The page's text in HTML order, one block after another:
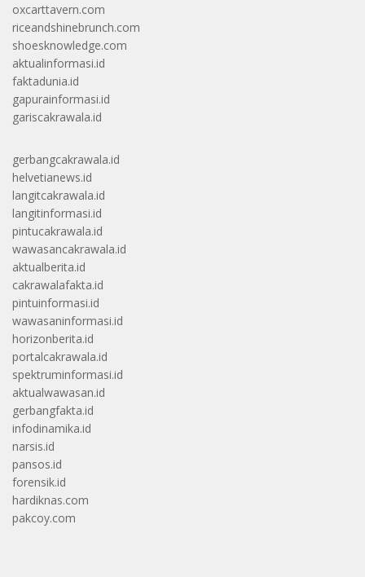
oxcarttavern.com
riceandshinebrunch.com
shoesknowledge.com
aktualinformasi.id
faktadunia.id
gapurainformasi.id
gariscakrawala.id
gerbangcakrawala.id
helvetianews.id
langitcakrawala.id
langitinformasi.id
pintucakrawala.id
wawasancakrawala.id
aktualberita.id
cakrawalafakta.id
pintuinformasi.id
wawasaninformasi.id
horizonberita.id
portalcakrawala.id
spektruminformasi.id
aktualwawasan.id
gerbangfakta.id
infodinamika.id
narsis.id
pansos.id
forensik.id
hardiknas.com
pakcoy.com